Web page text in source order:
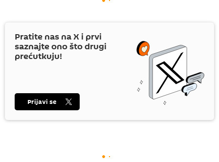
Pratite nas naX i prvi
saznajte ono što drugi
prećutkuju!
Prijavi se